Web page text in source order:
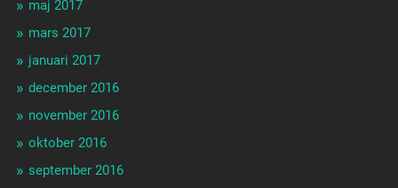
maj 2017
mars 2017
januari 2017
december 2016
november 2016
oktober 2016
september 2016